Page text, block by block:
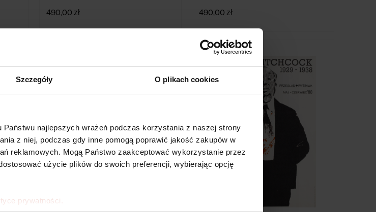
Szczegóły O plikach cookies
Państwu najlepszych wrażeń podczas korzystania z naszej strony
z niej, podczas gdy inne pomogą poprawić jakość zakupów w
reklamowych. Mogą Państwo zaakceptować wykorzystanie przez
użycie plików do swoich preferencji, wybierając opcję
prywatności.
490,00 zł
490,00 zł